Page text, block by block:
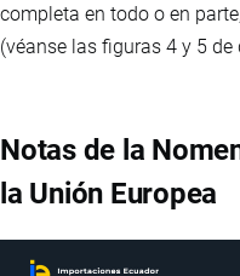
completa en todo o en
(véanse las figuras 4 y 5
Notas de la
la Unión Europea